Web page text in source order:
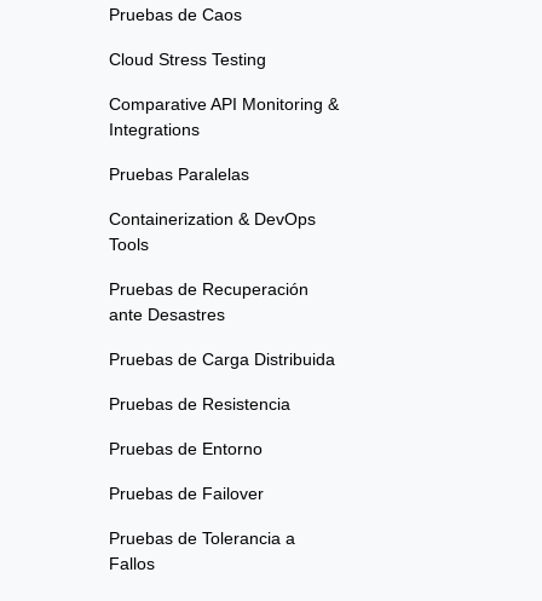
Pruebas de Caos
Cloud Stress Testing
Comparative API Monitoring &
Integrations
Pruebas Paralelas
Containerization & DevOps
Tools
Pruebas de Recuperación
ante Desastres
Pruebas de Carga Distribuida
Pruebas de Resistencia
Pruebas de Entorno
Pruebas de Failover
Pruebas de Tolerancia a
Fallos